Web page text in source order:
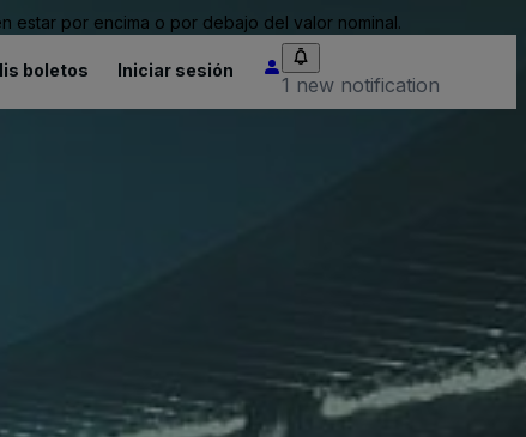
estar por encima o por debajo del valor nominal.
boletos Iniciar sesión
1 new notification